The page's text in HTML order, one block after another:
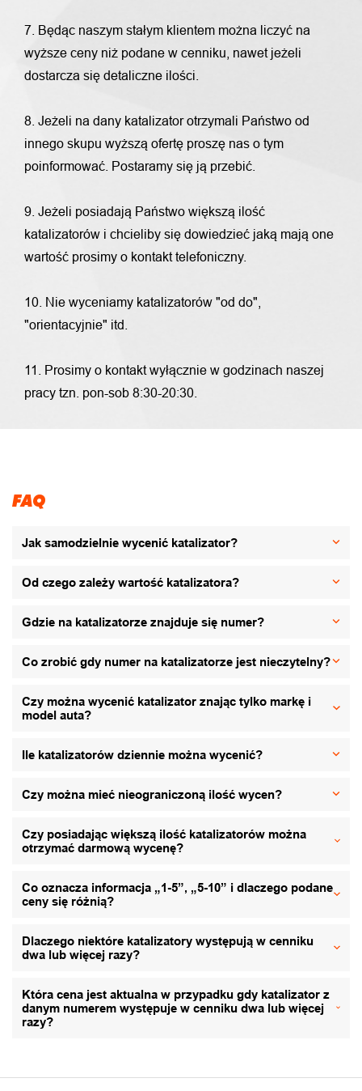
7. Będąc naszym stałym klientem można liczyć na
wyższe ceny niż podane w cenniku, nawet jeżeli
dostarcza się detaliczne ilości.
8. Jeżeli na dany katalizator otrzymali Państwo od
innego skupu wyższą ofertę proszę nas o tym
poinformować. Postaramy się ją przebić.
9. Jeżeli posiadają Państwo większą ilość
katalizatorów i chcieliby się dowiedzieć jaką mają one
wartość prosimy o kontakt telefoniczny.
10. Nie wyceniamy katalizatorów "od do",
"orientacyjnie" itd.
11. Prosimy o kontakt wyłącznie w godzinach naszej
pracy tzn. pon-sob 8:30-20:30.
FAQ
Jak samodzielnie wycenić katalizator?
Od czego zależy wartość katalizatora?
Gdzie na katalizatorze znajduje się numer?
Co zrobić gdy numer na katalizatorze jest nieczytelny?
Czy można wycenić katalizator znając tylko markę i
model auta?
Ile katalizatorów dziennie można wycenić?
Czy można mieć nieograniczoną ilość wycen?
Czy posiadając większą ilość katalizatorów można
otrzymać darmową wycenę?
Co oznacza informacja „1-5”, „5-10” i dlaczego podane
ceny się różnią?
Dlaczego niektóre katalizatory występują w cenniku
dwa lub więcej razy?
Która cena jest aktualna w przypadku gdy katalizator z
danym numerem występuje w cenniku dwa lub więcej
razy?